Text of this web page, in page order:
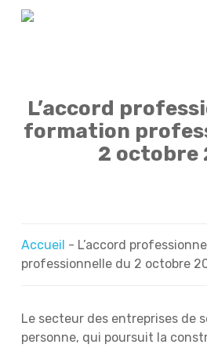
Skip
L’accord
formation
2 octobre
Accueil - L’accord
professionnelle du 2 octobre
Le secteur des entreprises de
personne, qui poursuit la